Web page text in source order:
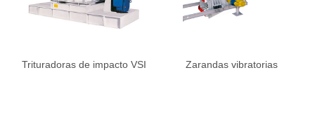
Trituradoras de impacto VSI Zarandas vibratorias